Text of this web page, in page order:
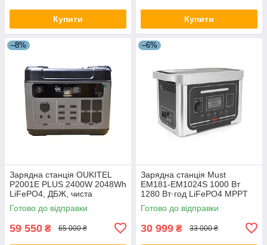
Купити Купити
–8%
Зарядна станція OUKITEL
P2001E PLUS 2400W 2048Wh
LiFePO4, ДБЖ, чиста
синусоїда, 4×AC, USB-A,
USB-C PD 100W, DC 12V
Готово до відправки
59 550 ₴ 65 000 ₴
–6%
Зарядна станція Must
EM181-EM1024S 1000 Вт
1280 Вт·год LiFePO4 MPPT
25A LCD 12VDC 2xAC 220V
4xUSB
Готово до відправки
30 999 ₴ 33 000 ₴